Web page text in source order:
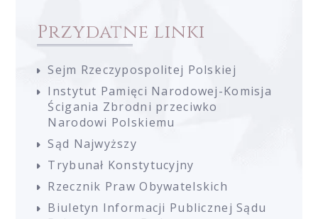
Przydatne linki
Sejm Rzeczypospolitej Polskiej
Instytut Pamięci Narodowej-Komisja
Ścigania Zbrodni przeciwko
Narodowi Polskiemu
Sąd Najwyższy
Trybunał Konstytucyjny
Rzecznik Praw Obywatelskich
Biuletyn Informacji Publicznej Sądu